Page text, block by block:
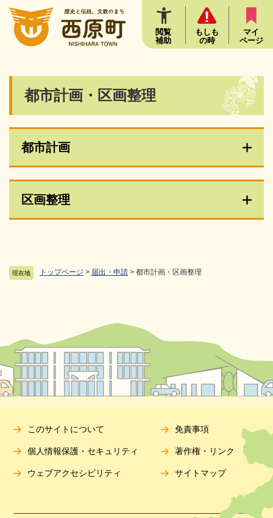
メニューを飛ばして本文へ
閲覧
補助
もしも
の時
マイ
ページ
現在地 トップページ > 届出・申請 > 都市計画・区画整理
都市計画・区画整理
都市計画
区画整理
このサイトについて 免責事項
個人情報保護・セキュリティ 著作権・リンク
ウェブアクセシビリティ サイトマップ